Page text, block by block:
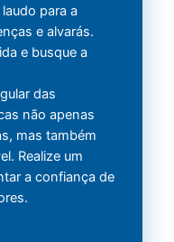
para a
e alvarás.
e busque a
das
não apenas
mas também
Realize um
a confiança de